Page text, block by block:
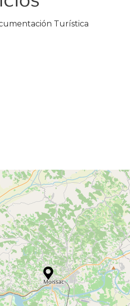
Turística